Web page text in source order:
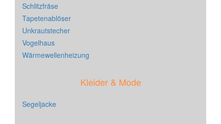
Schlitzfräse
Tapetenablöser
Unkrautstecher
Vogelhaus
Wärmewellenheizung
Kleider & Mode
Segeljacke